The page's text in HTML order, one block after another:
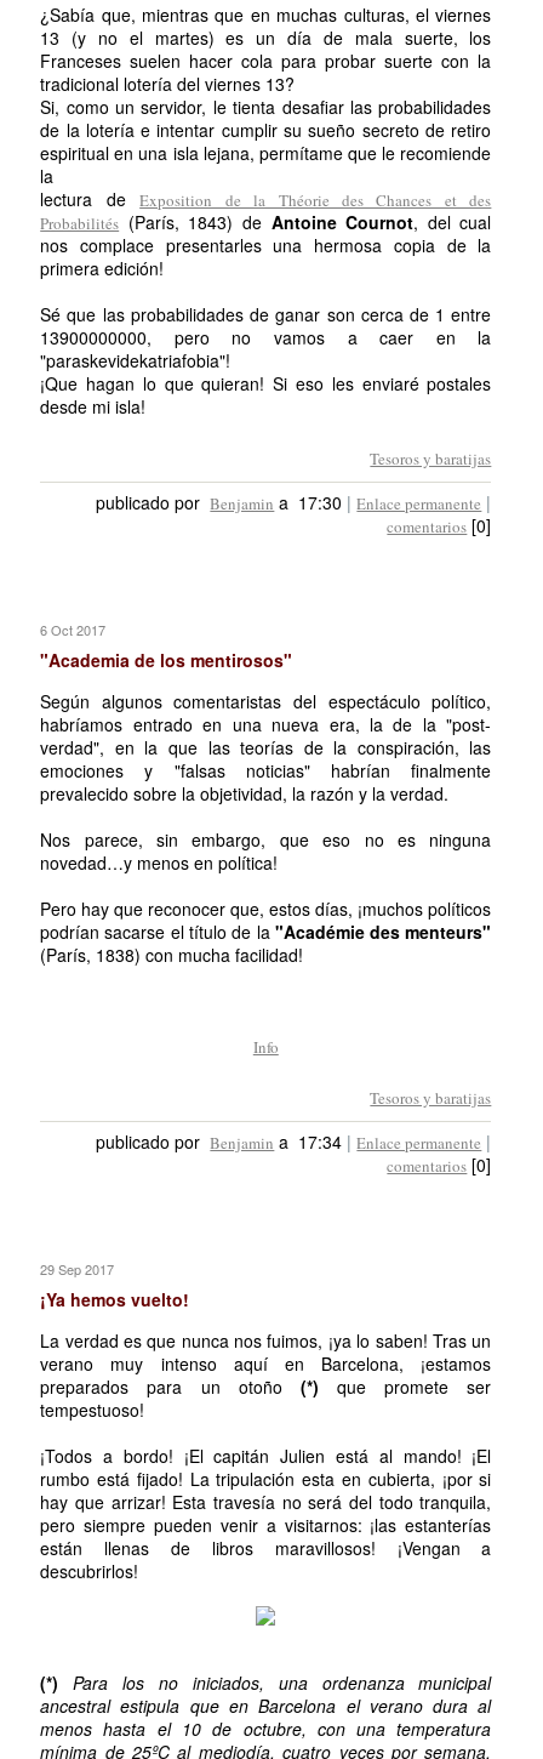
¿Sabía que, mientras que en muchas culturas, el viernes
13 (y no el martes) es un día de mala suerte, los
Franceses suelen hacer cola para probar suerte con la
tradicional lotería del viernes 13?
Si, como un servidor, le tienta desafiar las probabilidades
de la lotería e intentar cumplir su sueño secreto de retiro
espiritual en una isla lejana, permítame que le recomiende
la
lectura deExposition de la Théorie des Chances et des
Probabilités (París, 1843) de Antoine Cournot, del cual
nos complace presentarles una hermosa copia de la
primera edición!
Sé que las probabilidades de ganar son cerca de 1 entre
13900000000, pero no vamos a caer en la
"paraskevidekatriafobia"!
¡Que hagan lo que quieran! Si eso les enviaré postales
desde mi isla!
Tesoros y baratijas
publicado por Benjamin a 17:30 |Enlace permanente |
comentarios [0]
6 Oct 2017
"Academia de los mentirosos"
Según algunos comentaristas del espectáculo político,
habríamos entrado en una nueva era, la de la "post-
verdad", en la que las teorías de la conspiración, las
emociones y "falsas noticias" habrían finalmente
prevalecido sobre la objetividad, la razón y la verdad.
Nos parece, sin embargo, que eso no es ninguna
novedad…y menos en política!
Pero hay que reconocer que, estos días, ¡muchos políticos
podrían sacarse el título de la "Académie des menteurs"
(París, 1838) con mucha facilidad!
Info
Tesoros y baratijas
publicado por Benjamin a 17:34 |Enlace permanente |
comentarios [0]
29 Sep 2017
¡Ya hemos vuelto!
La verdad es que nunca nos fuimos, ¡ya lo saben! Tras un
verano muy intenso aquí en Barcelona, ¡estamos
preparados para un otoño (*) que promete ser
tempestuoso!
¡Todos a bordo! ¡El capitán Julien está al mando! ¡El
rumbo está fijado! La tripulación esta en cubierta, ¡por si
hay que arrizar! Esta travesía no será del todo tranquila,
pero siempre pueden venir a visitarnos: ¡las estanterías
están llenas de libros maravillosos! ¡Vengan a
descubrirlos!
(*)
Para los no iniciados, una ordenanza municipal
ancestral estipula que en Barcelona el verano dura al
menos hasta el 10 de octubre, con una temperatura
mínima de 25ºC al mediodía, cuatro veces por semana,